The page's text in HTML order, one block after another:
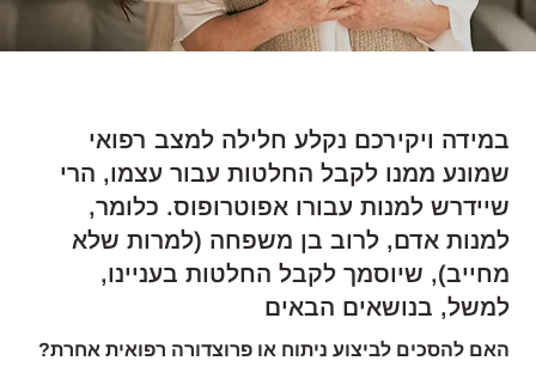
במידה ויקירכם נקלע חלילה למצב רפואי
שמונע ממנו לקבל החלטות עבור עצמו, הרי
שיידרש למנות עבורו אפוטרופוס. כלומר,
למנות אדם, לרוב בן משפחה (למרות שלא
מחייב), שיוסמך לקבל החלטות בעניינו,
למשל, בנושאים הבאים
האם להסכים לביצוע ניתוח או פרוצדורה רפואית אחרת?